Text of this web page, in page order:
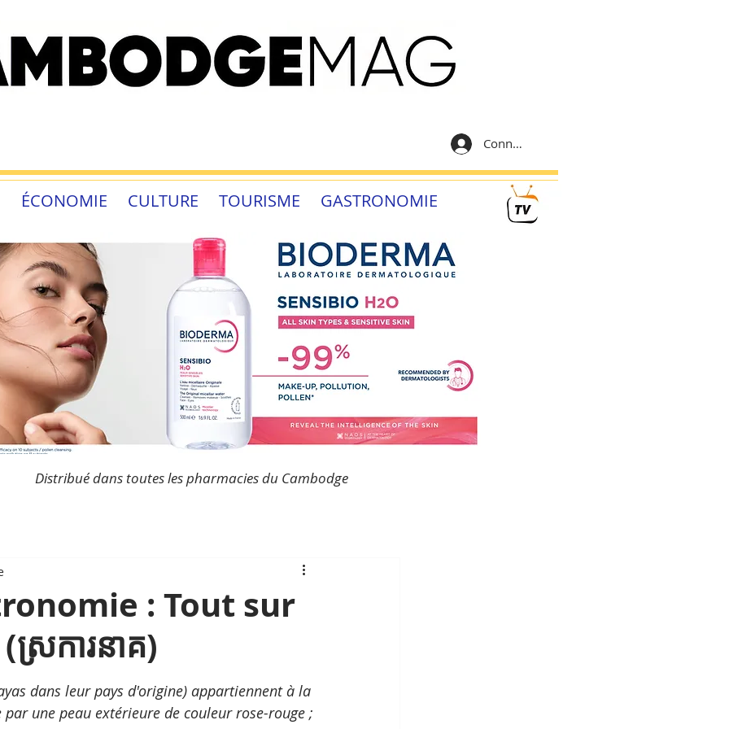
Connexion
ÉCONOMIE CULTURE TOURISME GASTRONOMIE
Distribué dans toutes les pharmacies du Cambodge
: Tout sur
រការនាគ)
dans leur pays d'origine) appartiennent à la
une peau extérieure de couleur rose-rouge ;